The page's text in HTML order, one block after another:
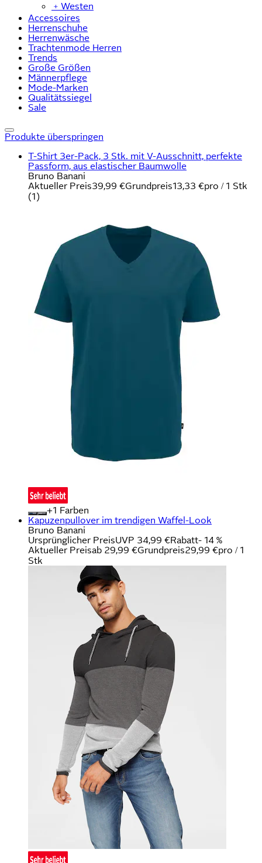
﹢ Westen
Accessoires
Herrenschuhe
Herrenwäsche
Trachtenmode Herren
Trends
Große Größen
Männerpflege
Mode-Marken
Qualitätssiegel
Sale
Produkte überspringen
T-Shirt 3er-Pack, 3 Stk. mit V-Ausschnitt, perfekte
Passform, aus elastischer Baumwolle
Bruno Banani
Aktueller Preis39,99 €Grundpreis13,33 €pro / 1 Stk
(1)
+
Farben
Kapuzenpullover im trendigen Waffel-Look
Bruno Banani
Ursprünglicher PreisUVP 34,99 €Rabatt- 14 %
Aktueller Preisab 29,99 €Grundpreis29,99 €pro / 1
Stk